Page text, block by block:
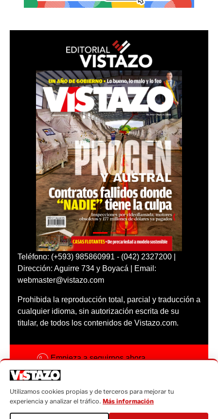
Teléfono: (+593) 985860991 - (042) 2327200 |
Dirección: Aguirre 734 y Boyacá | Email:
webmaster@vistazo.com
Prohibida la reproducción total, parcial y traducción a
cualquier idioma, sin autorización escrita de su
titular, de todos los contenidos de Vistazo.com.
Empieza a seguirnos ahora
Código ética
Sugerencias a:
Utilizamos cookies propias y de terceros para mejorar tu
experiencia y analizar el tráfico. Más información